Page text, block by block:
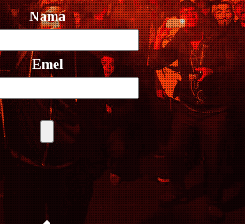
Nama
Emel